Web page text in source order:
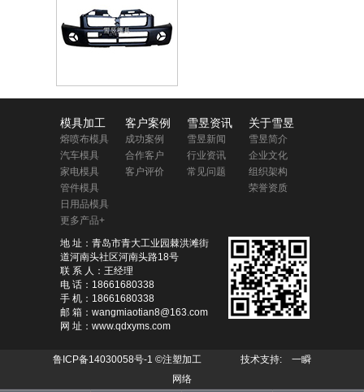
模具加工
熔喷布模具
汽车模具
家电模具
管件模具
日用品模具
更多产品+
客户案例
成功案例
合作客户
客户评价
雪昱资讯
雪昱新闻
行业资讯
常见问题
关于雪昱
雪昱简介
企业文化
组织架构
荣誉资质
地 址：青岛市青大工业园棘洪滩街
道河南头社区河南头路18号
联 系 人：王经理
电 话：18661680338
手 机：18661680338
邮 箱：wangmiaotian8@163.com
网 址：www.qdxyms.com
鲁ICP备14030058号-1 ©注塑加工 技术支持: 一瞬
网络